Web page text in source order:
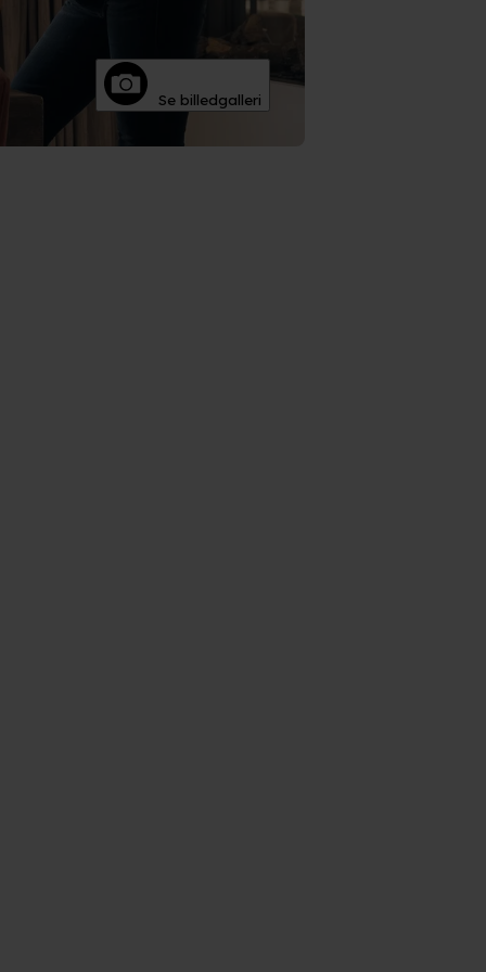
Se billedgalleri